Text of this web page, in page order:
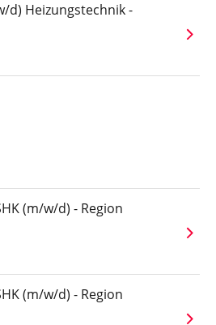
d) Heizungstechnik -
(m/w/d) - Region
(m/w/d) - Region